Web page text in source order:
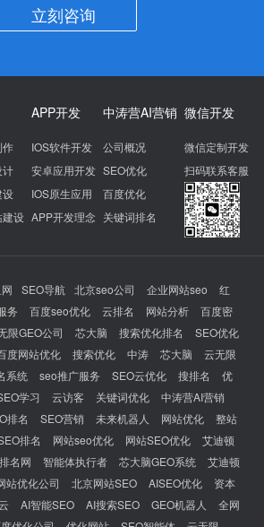
立刻咨询
作
计
设
建设
APP开发
IOS软件开发
安卓应用开发
IOS原生应用
APP开发理念
中涛营AI营销
公司概况
SEO优化
百度优化
关键词排名
微信开发
微信定制开发
扫码联系客服
SEO导航 北京seo公司 企业网站seo
红
务 百度seo优化 云排名 网站分析
百度密
限GEO公司 芯大脑 搜索优化排名
SEO优化
度网站优化 搜索优化 中涛 芯大脑
云无限
系统 seo推广服务 SEO云优化 搜排名
优
学习 云访客 关键词优化
中涛营AI营销
排名 SEO营销 未来机器人 网站优化
整站
排名 网站seo优化 网站SEO优化
艾迪顿
名网 智能体执行者 芯大脑GEO系统
艾迪顿
站优化公司 北京网站SEO AISEO优化
资本
AI智能SEO AI搜索SEO GEO机器人
全网